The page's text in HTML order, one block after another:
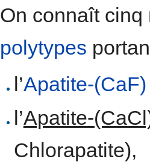
On connaît cinq
polytypes
l’Apatite-(CaF)
l’Apatite-
Chlorapatite),